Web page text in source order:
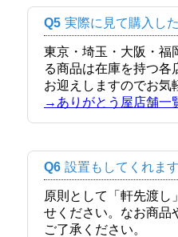
Q5 実際に見て購入し
東京・埼玉・大阪・福
る商品は在庫を持つ各
お迎えしますのでお気
→ありがとう屋店舗一
Q6 設置もしてくれま
原則として「軒先渡し
せください。なお商品
ご了承ください。